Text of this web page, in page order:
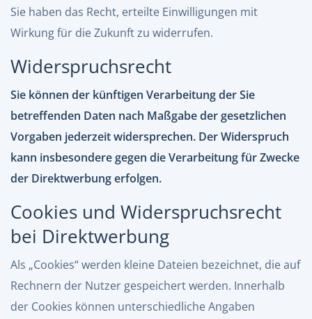
Sie haben das Recht, erteilte Einwilligungen mit
Wirkung für die Zukunft zu widerrufen.
Widerspruchsrecht
Sie können der künftigen Verarbeitung der Sie
betreffenden Daten nach Maßgabe der gesetzlichen
Vorgaben jederzeit widersprechen. Der Widerspruch
kann insbesondere gegen die Verarbeitung für Zwecke
der Direktwerbung erfolgen.
Cookies und Widerspruchsrecht
bei Direktwerbung
Als „Cookies“ werden kleine Dateien bezeichnet, die auf
Rechnern der Nutzer gespeichert werden. Innerhalb
der Cookies können unterschiedliche Angaben